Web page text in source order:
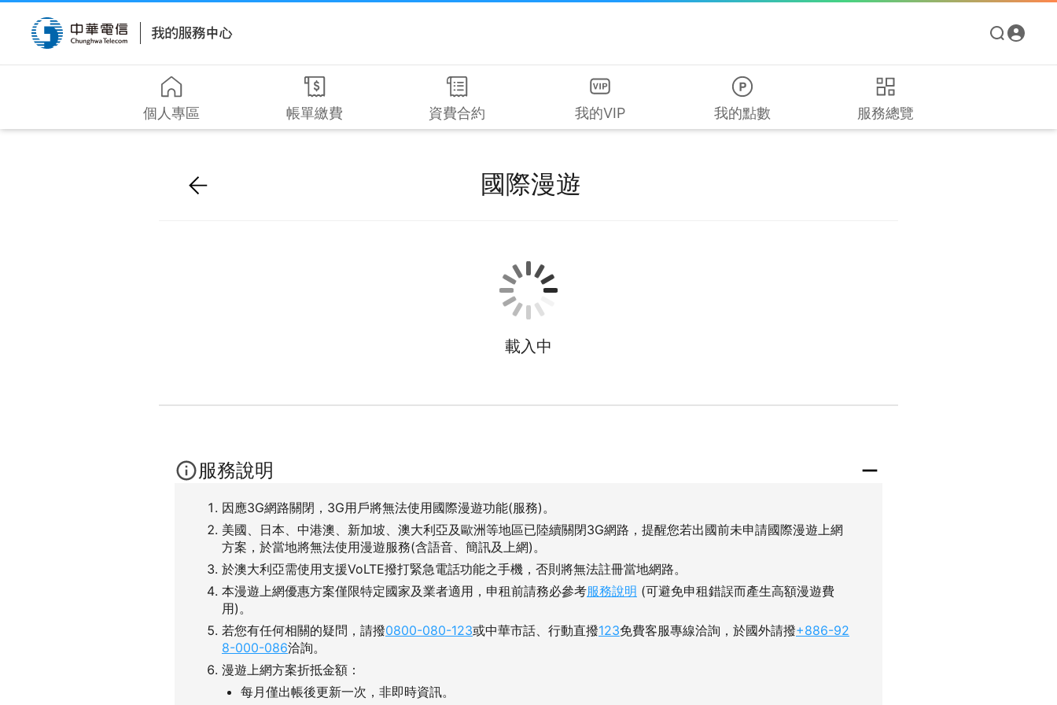
個人專區 帳單繳費 資費合約 我的VIP 我的點數 服務總覽
國際漫遊
載入中
服務說明
因應3G網路關閉，3G用戶將無法使用國際漫遊功能(服務)。
美國、日本、中港澳、新加坡、澳大利亞及歐洲等地區已陸續關閉3G網路，提醒您若出國前未申請國際漫遊上網
方案，於當地將無法使用漫遊服務(含語音、簡訊及上網)。
於澳大利亞需使用支援VoLTE撥打緊急電話功能之手機，否則將無法註冊當地網路。
本漫遊上網優惠方案僅限特定國家及業者適用，申租前請務必參考服務說明 (可避免申租錯誤而產生高額漫遊費
用)。
若您有任何相關的疑問，請撥0800-080-123或中華市話、行動直撥123免費客服專線洽詢，於國外請撥+886-92
8-000-086洽詢。
漫遊上網方案折抵金額：
每月僅出帳後更新一次，非即時資訊。